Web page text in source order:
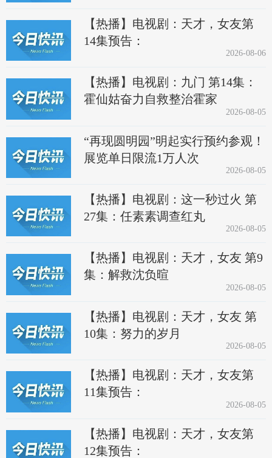
【热播】电视剧：天才，女友第
14集预告：
2026-08-06
【热播】电视剧：九门 第14集：
霍仙姑奋力自救整治霍家
2026-08-05
“再现圆明园”明起实行预约参观！
展览单日限流1万人次
2026-08-05
【热播】电视剧：这一秒过火 第
27集：任素素调查红丸
2026-08-05
【热播】电视剧：天才，女友 第9
集：解救沈负暄
2026-08-05
【热播】电视剧：天才，女友 第
10集：努力的岁月
2026-08-05
【热播】电视剧：天才，女友第
11集预告：
2026-08-05
【热播】电视剧：天才，女友第
12集预告：